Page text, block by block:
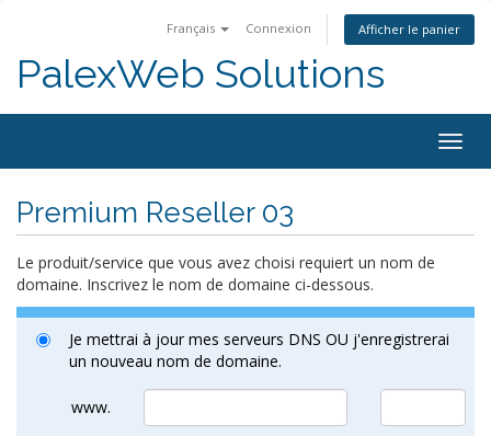
Français Connexion Afficher le panier
PalexWeb Solutions
Premium Reseller 03
Le produit/service que vous avez choisi requiert un nom de
domaine. Inscrivez le nom de domaine ci-dessous.
Je mettrai à jour mes serveurs DNS OU j'enregistrerai
un nouveau nom de domaine.
www.